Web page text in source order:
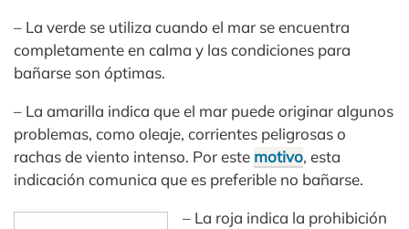
– La verde se utiliza cuando el mar se encuentra
completamente en calma y las condiciones para
bañarse son óptimas.
– La amarilla indica que el mar puede originar algunos
problemas, como oleaje, corrientes peligrosas o
rachas de viento intenso. Por este motivo, esta
indicación comunica que es preferible no bañarse.
– La roja indica la prohibición